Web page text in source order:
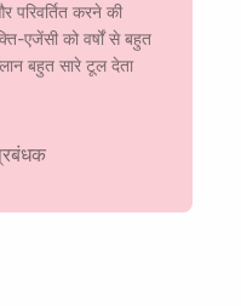
परिवर्तित करने की
एजेंसी को वर्षों से बहुत
बहुत सारे टूल देता